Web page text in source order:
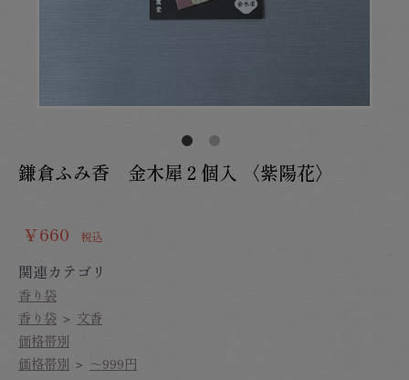
鎌倉ふみ香 金木犀２個入 〈紫陽花〉
￥660 税込
関連カテゴリ
香り袋
香り袋 ＞ 文香
価格帯別
価格帯別 ＞ ～999円